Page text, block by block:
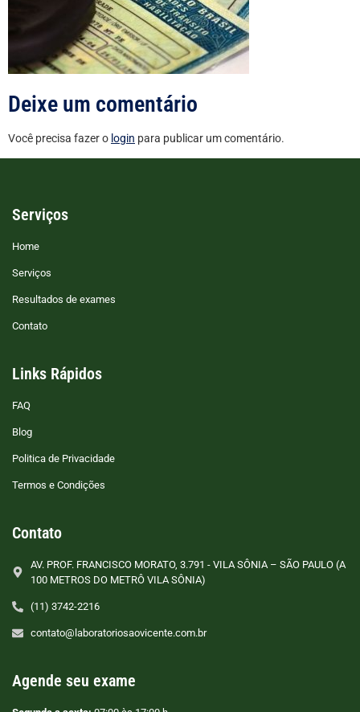
Deixe um comentário
Você precisa fazer o login para publicar um comentário.
Serviços
Home
Serviços
Resultados de exames
Contato
Links Rápidos
FAQ
Blog
Politica de Privacidade
Termos e Condições
Contato
AV. PROF. FRANCISCO MORATO, 3.791 - VILA SÔNIA – SÃO PAULO (A
100 METROS DO METRÔ VILA SÔNIA)
(11) 3742-2216
contato@laboratoriosaovicente.com.br
Agende seu exame